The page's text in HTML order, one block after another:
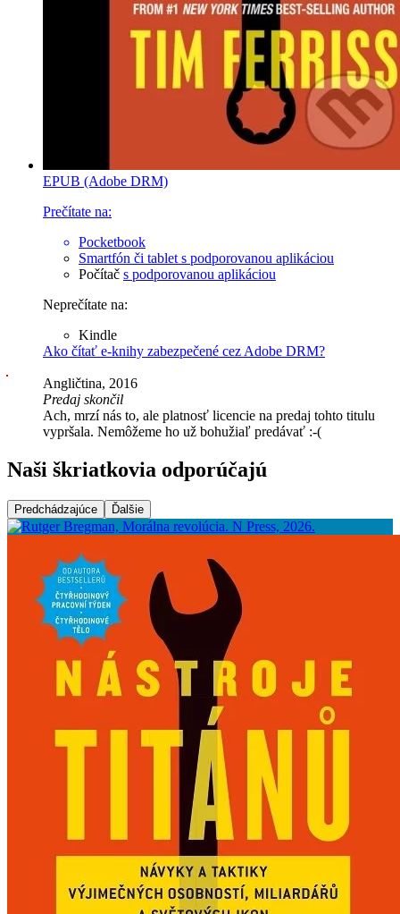
EPUB (Adobe DRM)
Prečítate na:
Pocketbook
Smartfón či tablet s podporovanou aplikáciou
Počítač s podporovanou aplikáciou
Neprečítate na:
Kindle
Ako čítať e-knihy zabezpečené cez Adobe DRM?
Angličtina, 2016
Predaj skončil
Ach, mrzí nás to, ale platnosť licencie na predaj tohto titulu
vypršala. Nemôžeme ho už bohužiaľ predávať :-(
Naši škriatkovia odporúčajú
Predchádzajúce Ďalšie